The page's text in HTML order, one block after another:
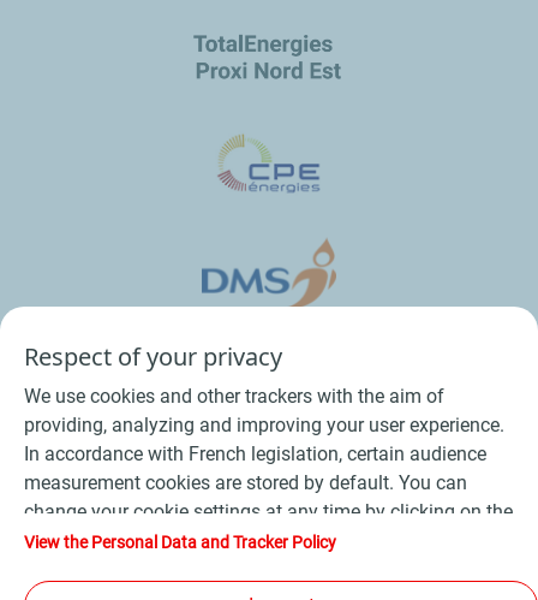
Conditions Générales de Vente Bois
Respect of your privacy
We use cookies and other trackers with the aim of
providing, analyzing and improving your user experience.
In accordance with French legislation, certain audience
measurement cookies are stored by default. You can
change your cookie settings at any time by clicking on the
"Manage my cookies" button. By clicking on the "Accept"
View the Personal Data and Tracker Policy